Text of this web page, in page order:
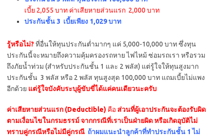
เบี้ย 2,055 บาท ค่าเสียหายส่วนแรก 2,000 บาท
ประกันชั้น 3 เบี้ยเพียง 1,029 บาท
รู้หรือไม่? ที่อื่นให้ทุนประกันต่ำมากๆ แค่ 5,000-10,000 บาท ซึ่งทุน
ประกันนี้จะหมายถึงความคุ้มครองรถหาย ไฟไหม้ ซ่อมรถเรา หรือรวม
ถึงภัยน้ำท่วม (สำหรับประกันชั้น 1 และ 2 พลัส) แต่รู้ใจให้ทุนสูงมาก
ประกันชั้น 3 พลัส หรือ 2 พลัส ทุนสูงสุด 100,000 บาท แถมเบี้ยไม่แพง
อีกด้วย แต่รู้ใจบังคับระบุผู้ขับขี่ได้แค่คนเดียวนะครับ
ค่าเสียหายส่วนแรก (Deductible) คือ ส่วนที่ผู้เอาประกันจะต้องรับผิด
ตามเงื่อนไขในกรมธรรม์ จากกรณีที่เราเป็นฝ่ายผิดหรือเกิดอุบัติไม่
ทราบคู่กรณีหรือไม่มีคู่กรณี ถ้าผมแนะนำลูกค้าที่ทำประกันชั้น 1 ไม่